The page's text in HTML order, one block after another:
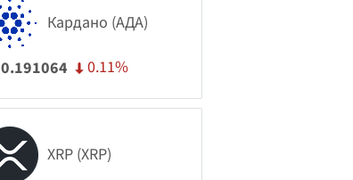
Кардано (АДА)
0.191064 0.11%
XRP (XRP)